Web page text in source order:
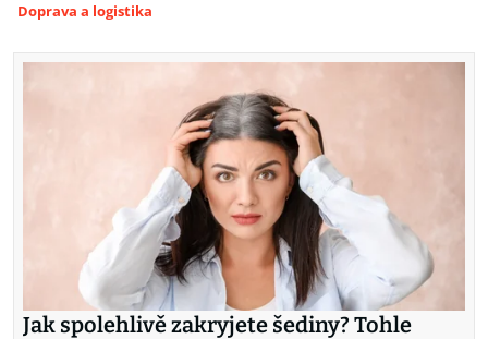
Doprava a logistika
Jak spolehlivě zakryjete šediny? Tohle